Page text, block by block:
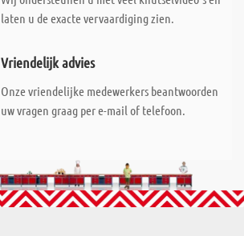
laten u de exacte vervaardiging zien.
Vriendelijk advies
Onze vriendelijke medewerkers beantwoorden
uw vragen graag per e-mail of telefoon.